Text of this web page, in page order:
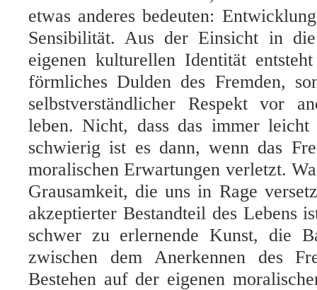
etwas anderes bedeuten:
Sensibilität. Aus der Einsicht in
eigenen kulturellen Identität
förmliches Dulden des Fremden,
selbstverständlicher Respekt vor
leben. Nicht, dass das immer leicht
schwierig ist es dann, wenn das
moralischen Erwartungen verletzt.
Grausamkeit, die uns in Rage
akzeptierter Bestandteil des Lebens
schwer zu erlernende Kunst, die
zwischen dem Anerkennen des
Bestehen auf der eigenen